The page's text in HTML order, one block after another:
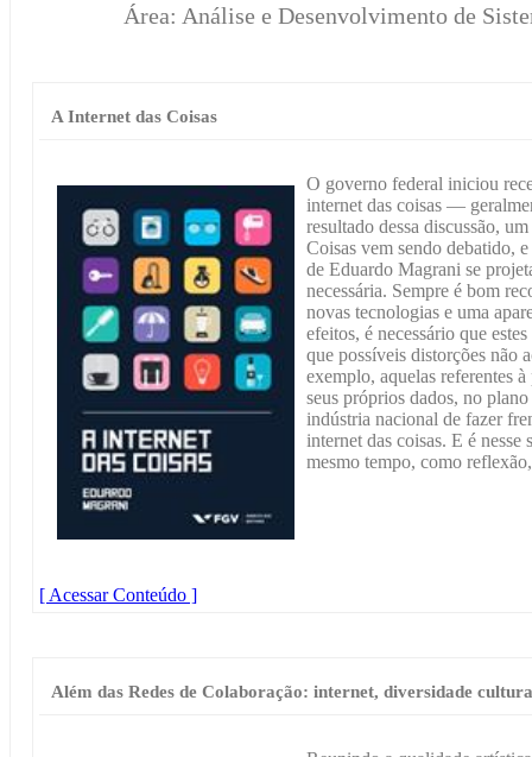
Área: Análise e Desenvolvimento de
A Internet das Coisas
O governo federal iniciou
internet das coisas —
resultado dessa discussão,
Coisas vem sendo debatido,
de Eduardo Magrani se
necessária. Sempre é bom
novas tecnologias e uma
efeitos, é necessário que
que possíveis distorções não
exemplo, aquelas referentes
seus próprios dados, no
indústria nacional de fazer
internet das coisas. E é
mesmo tempo, como
[ Acessar Conteúdo ]
Além das Redes de Colaboração: internet, diversidade